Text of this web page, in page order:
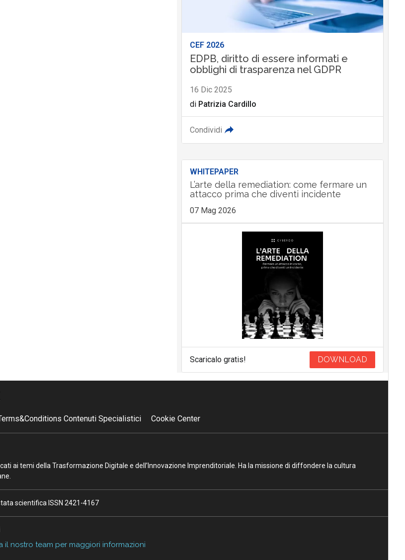
CEF 2026
EDPB, diritto di essere informati e
obblighi di trasparenza nel GDPR
16 Dic 2025
di Patrizia Cardillo
Condividi
WHITEPAPER
L’arte della remediation: come fermare un
attacco prima che diventi incidente
07 Mag 2026
Scaricalo gratis! DOWNLOAD
Contenuti Specialistici Cookie Center
ai temi della Trasformazione Digitale e dell’Innovazione Imprenditoriale. Ha la missione di diffondere la cultura
scientifica ISSN 2421-4167
il nostro team per maggiori informazioni